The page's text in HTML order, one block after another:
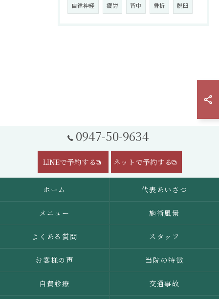
自律神経 疲労 背中 骨折 脱臼
0947-50-9634
LINEで予約する ネットで予約する
ホーム 代表あいさつ
メニュー 施術風景
よくある質問 スタッフ
お客様の声 当院の特徴
自費診療 交通事故